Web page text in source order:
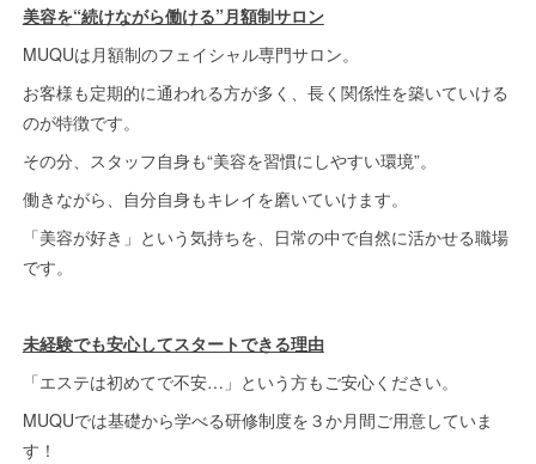
美容を“続けながら働ける”月額制サロン
MUQUは月額制のフェイシャル専門サロン。
お客様も定期的に通われる方が多く、長く関係性を築いていける
のが特徴です。
その分、スタッフ自身も“美容を習慣にしやすい環境”。
働きながら、自分自身もキレイを磨いていけます。
「美容が好き」という気持ちを、日常の中で自然に活かせる職場
です。
未経験でも安心してスタートできる理由
「エステは初めてで不安…」という方もご安心ください。
MUQUでは基礎から学べる研修制度を３か月間ご用意していま
す！